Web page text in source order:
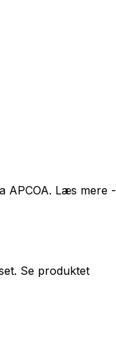
APCOA. Læs mere -
Se produktet